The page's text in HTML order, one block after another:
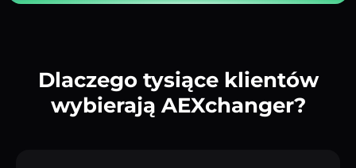
Dlaczego tysiące klientów
wybierają AEXchanger?